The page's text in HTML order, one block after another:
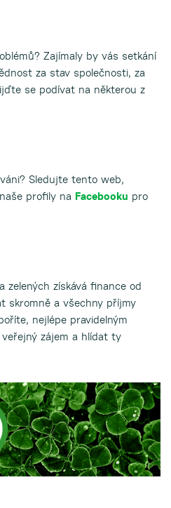
Zajímaly by vás setkání
za stav společnosti, za
se podívat na některou z
Sledujte tento web,
profily na Facebooku pro
zelených získává finance od
skromně a všechny příjmy
nejlépe pravidelným
zájem a hlídat ty